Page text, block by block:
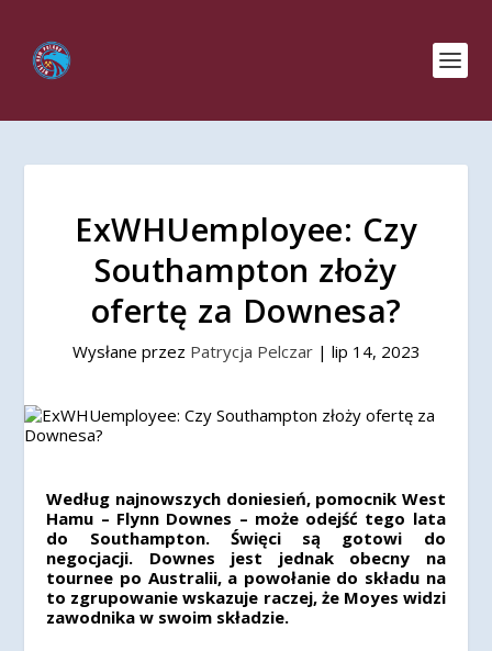
ExWHUemployee: Czy
Southampton złoży
ofertę za Downesa?
Wysłane przez Patrycja Pelczar| lip 14, 2023
Według najnowszych doniesień, pomocnik West
Hamu – Flynn Downes – może odejść tego lata
do Southampton. Święci są gotowi do
negocjacji. Downes jest jednak obecny na
tournee po Australii, a powołanie do składu na
to zgrupowanie wskazuje raczej, że Moyes widzi
zawodnika w swoim składzie.